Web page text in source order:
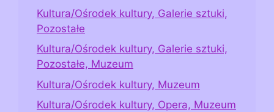
Kultura/Ośrodek kultury, Galerie sztuki,
Pozostałe
Kultura/Ośrodek kultury, Galerie sztuki,
Pozostałe, Muzeum
Kultura/Ośrodek kultury, Muzeum
Kultura/Ośrodek kultury, Opera, Muzeum